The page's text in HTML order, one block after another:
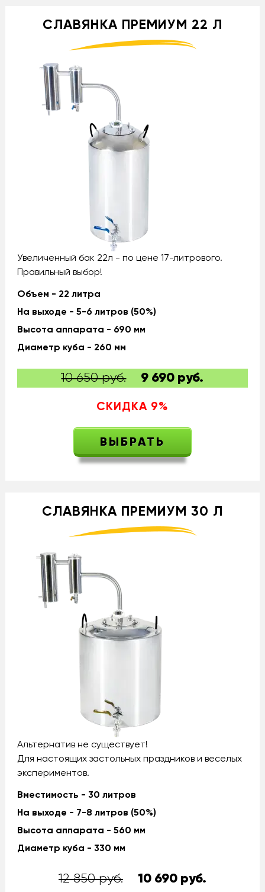
СЛАВЯНКА ПРЕМИУМ 22 Л
Увеличенный бак 22л - по цене 17-литрового.
Правильный выбор!
Объем - 22 литра
На выходе - 5-6 литров (50%)
Высота аппарата - 690 мм
Диаметр куба - 260 мм
10 650 руб. 9 690 руб.
СКИДКА 9%
ВЫБРАТЬ
СЛАВЯНКА ПРЕМИУМ 30 Л
Альтернатив не существует!
Для настоящих застольных праздников и веселых
экспериментов.
Вместимость - 30 литров
На выходе - 7-8 литров (50%)
Высота аппарата - 560 мм
Диаметр куба - 330 мм
12 850 руб. 10 690руб.